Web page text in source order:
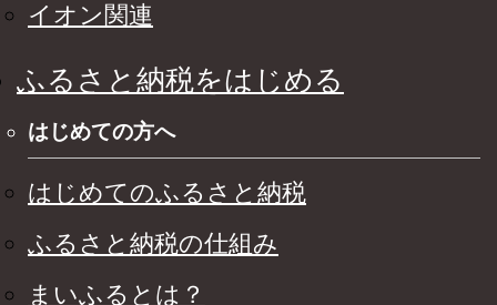
イオン関連
ふるさと納税をはじめる
はじめての方へ
はじめてのふるさと納税
ふるさと納税の仕組み
まいふるとは？